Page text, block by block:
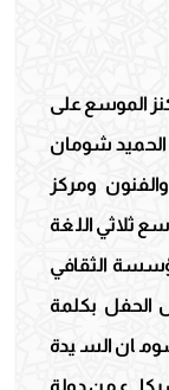
الموسع على
شومان
ومركز
ثلاثي اللغة
الثقافي
26/6/2013. واستهل الحفل بكلمة
السيدة
من دولة